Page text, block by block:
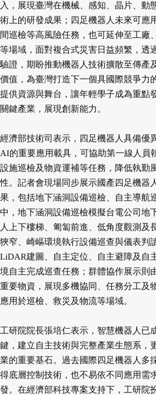
入，展現臺灣在機械、感知、晶片、動
術上的研發成果；四足機器人未來可應
間巡檢等高風險任務，也可延伸至工廠
等場域，面對複合式災害日益頻繁，透
驗證，期盼推動機器人技術擴散至傳產
價值，為臺灣打造下一個具國際競爭力
提供資源與舞台，讓年輕學子成為重點
關鍵產業，展現創新能力。
經濟部技術司表示，四足機器人具備優
AI的重要應用載具，可協助第一線人員
設施巡檢及物資運補等任務，降低執勤
性。記者會現場同步展示國產四足機器
果，包括地下涵洞設備巡檢、自主導航
中，地下涵洞設備巡檢模擬台電公司地
人上下樓梯、匍匐前進、低角度觀測及
狹窄、崎嶇環境執行設備巡查與儀表判
LiDAR建圖、自主定位、自主避障及自
境自主完成巡查任務；群體協作展示則
重要物資，展現多機協同、任務分工及
應用於巡檢、救災及物流等場域。
工研院院長張培仁表示，智慧機器人已
鍵，建立自主技術與完整產業生態系，
業的重要基石。過去國際四足機器人多
得底層控制技術，也不易依不同應用需
發。在經濟部科技專案支持下，工研院